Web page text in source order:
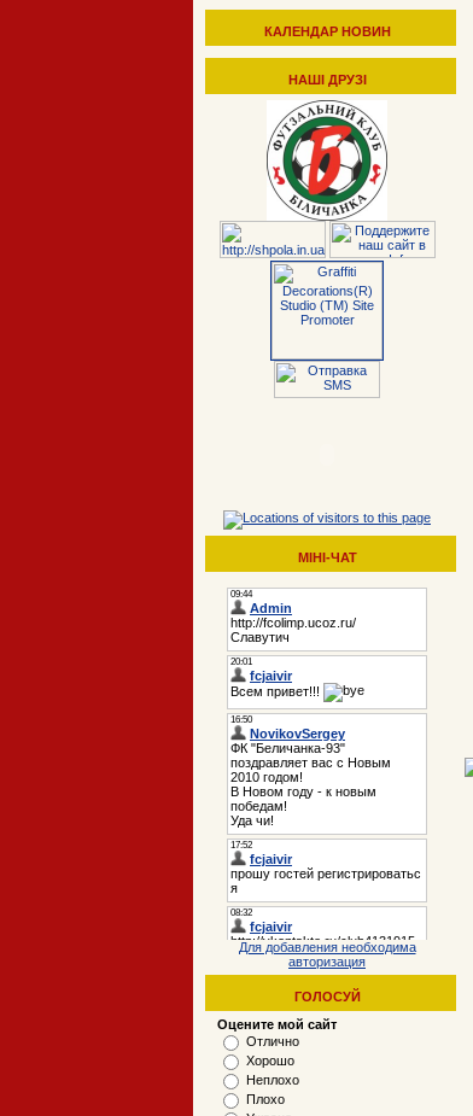
КАЛЕНДАР НОВИН
НАШІ ДРУЗІ
МІНІ-ЧАТ
Для добавления необходима
авторизация
ГОЛОСУЙ
Оцените мой сайт
Отлично
Хорошо
Неплохо
Плохо